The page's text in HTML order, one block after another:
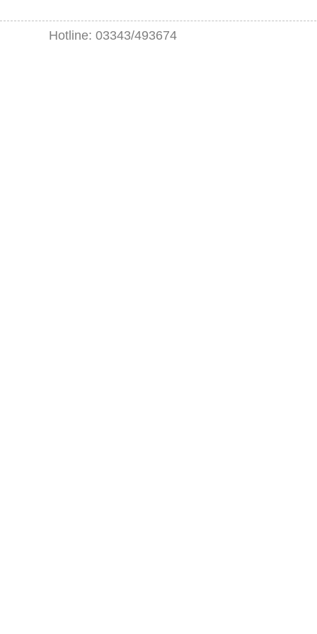
Hotline: 03343/493674